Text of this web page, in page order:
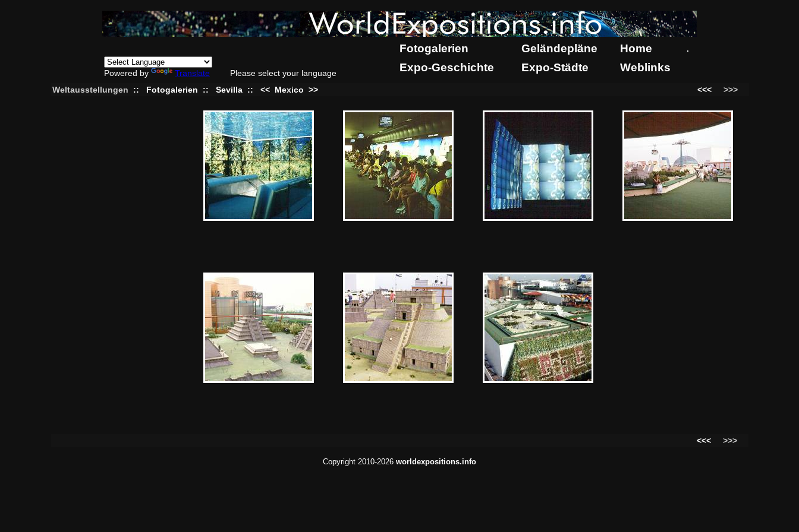
Powered by Translate Please select your language
Fotogalerien Geländepläne Home .
Expo-Geschichte Expo-Städte Weblinks
Weltausstellungen :: Fotogalerien :: Sevilla :: << Mexico >> <<< >>>
<<< >>>
Copyright 2010-2026 worldexpositions.info